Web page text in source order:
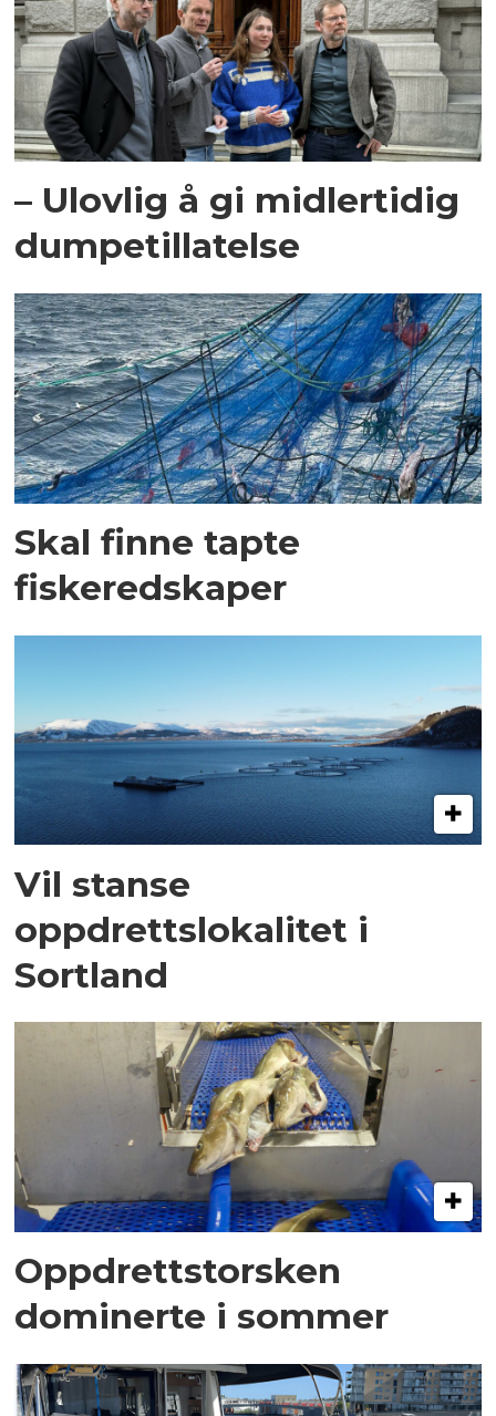
– Ulovlig å gi midlertidig
dumpetillatelse
Skal finne tapte
fiskeredskaper
Vil stanse
oppdrettslokalitet i
Sortland
Oppdrettstorsken
dominerte i sommer